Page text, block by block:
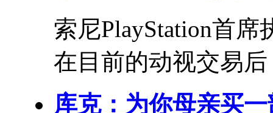
索尼PlayStation首席
在目前的动视交易
库克：为你母亲买